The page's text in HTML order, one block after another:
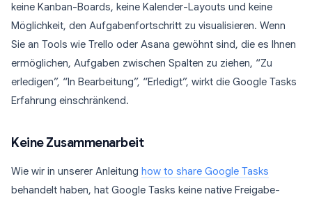
keine Kanban-Boards, keine Kalender-Layouts und keine
Möglichkeit, den Aufgabenfortschritt zu visualisieren. Wenn
Sie an Tools wie Trello oder Asana gewöhnt sind, die es Ihnen
ermöglichen, Aufgaben zwischen Spalten zu ziehen, “Zu
erledigen”, “In Bearbeitung”, “Erledigt”, wirkt die Google Tasks
Erfahrung einschränkend.
Keine Zusammenarbeit
Wie wir in unserer Anleitung how to share Google Tasks
behandelt haben, hat Google Tasks keine native Freigabe-